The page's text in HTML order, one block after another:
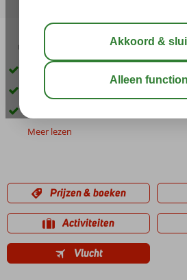
03:30 aug 33°C
Ligging in het centrum van Marmaris
Prima prijs-kwaliteit verhouding
Meer lezen
Prijzen & boeken
Activiteiten
Vlucht